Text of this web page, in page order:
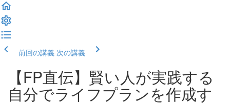
前回の講義 次の講義
【FP直伝】賢い人が実践する
自分でライフプランを作成す